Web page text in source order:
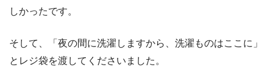
しかったです。
そして、「夜の間に洗濯しますから、洗濯ものはここに」
とレジ袋を渡してくださいました。